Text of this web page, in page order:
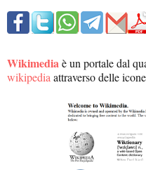
Wikimediaè un portale dal
wikipediaattraverso delle